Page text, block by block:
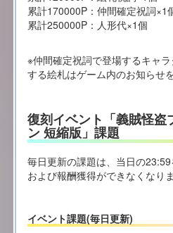
累計170000P：仲間確定祝詞×1
累計250000P：人形代×1個
※仲間確定祝詞で登場するキャ
する絵札はゲーム内のお知らせ
復刻イベント「義賊怪盗
ン 短縮版」課題
毎日更新の課題は、当日の
および報酬獲得ができなくなりま
イベント課題(毎日更新)